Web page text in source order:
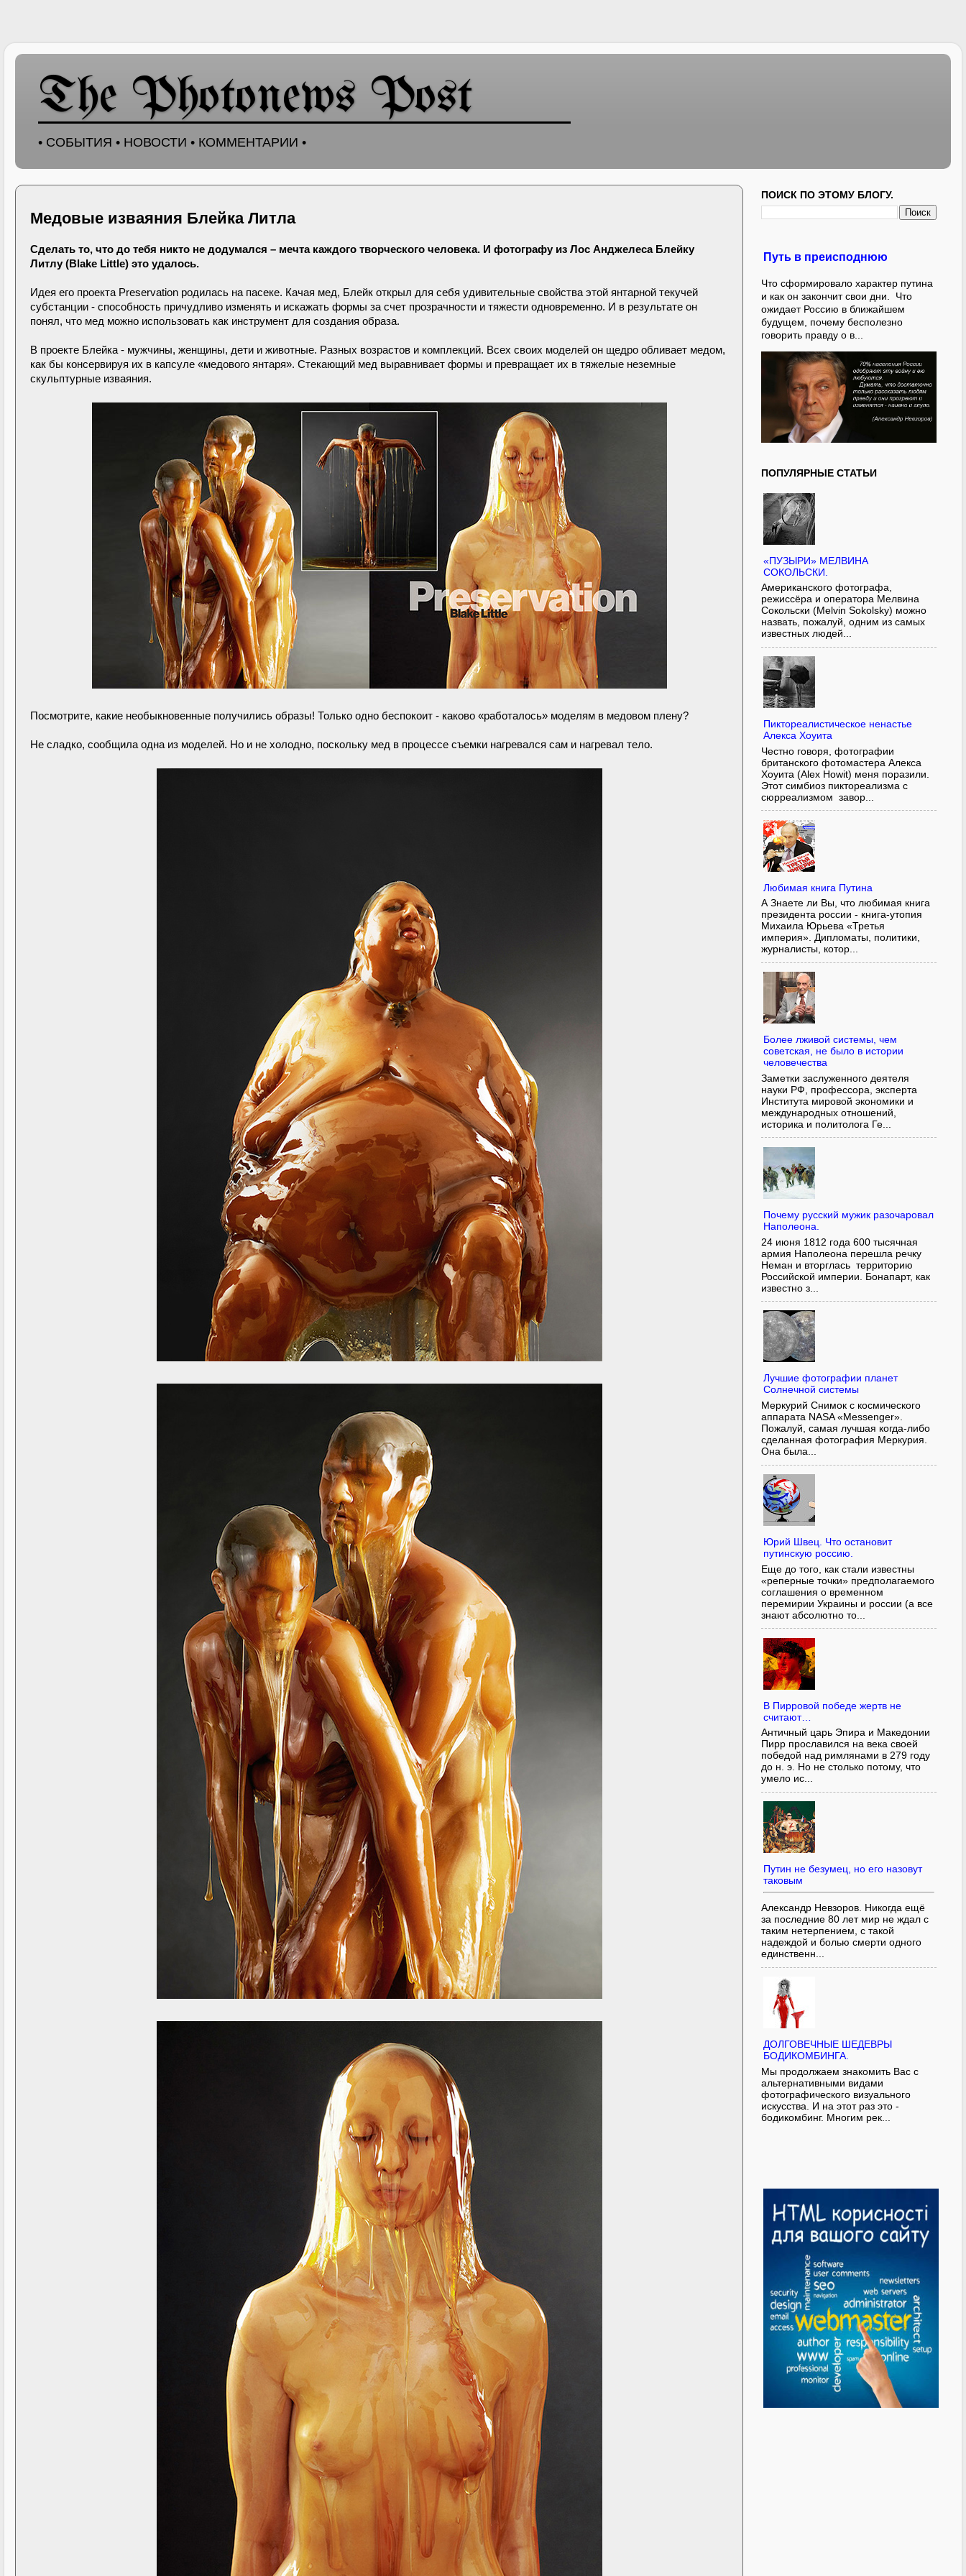
The Photonews Post
• СОБЫТИЯ • НОВОСТИ • КОММЕНТАРИИ •
Медовые изваяния Блейка Литла
Сделать то, что до тебя никто не додумался – мечта каждого творческого человека. И фотографу из Лос Анджелеса Блейку
Литлу (Blake Little) это удалось.
Идея его проекта Preservation родилась на пасеке. Качая мед, Блейк открыл для себя удивительные свойства этой янтарной текучей
субстанции - способность причудливо изменять и искажать формы за счет прозрачности и тяжести одновременно. И в результате он
понял, что мед можно использовать как инструмент для создания образа.
В проекте Блейка - мужчины, женщины, дети и животные. Разных возрастов и комплекций. Всех своих моделей он щедро обливает медом,
как бы консервируя их в капсуле «медового янтаря». Стекающий мед выравнивает формы и превращает их в тяжелые неземные
скульптурные изваяния.
Посмотрите, какие необыкновенные получились образы! Только одно беспокоит - каково «работалось» моделям в медовом плену?
Не сладко, сообщила одна из моделей. Но и не холодно, поскольку мед в процессе съемки нагревался сам и нагревал тело.
ПОИСК ПО ЭТОМУ БЛОГУ.
Путь в преисподнюю
Что сформировало характер путина
и как он закончит свои дни. Что
ожидает Россию в ближайшем
будущем, почему бесполезно
говорить правду о в...
ПОПУЛЯРНЫЕ СТАТЬИ
«ПУЗЫРИ» МЕЛВИНА
СОКОЛЬСКИ.
Американского фотографа,
режиссёра и оператора Мелвина
Сокольски (Melvin Sokolsky) можно
назвать, пожалуй, одним из самых
известных людей...
Пиктореалистическое ненастье
Алекса Хоуита
Честно говоря, фотографии
британского фотомастера Алекса
Хоуита (Alex Howit) меня поразили.
Этот симбиоз пиктореализма с
сюрреализмом завор...
Любимая книга Путина
А Знаете ли Вы, что любимая книга
президента россии - книга-утопия
Михаила Юрьева «Третья
империя». Дипломаты, политики,
журналисты, котор...
Более лживой системы, чем
советская, не было в истории
человечества
Заметки заслуженного деятеля
науки РФ, профессора, эксперта
Института мировой экономики и
международных отношений,
историка и политолога Ге...
Почему русский мужик разочаровал
Наполеона.
24 июня 1812 года 600 тысячная
армия Наполеона перешла речку
Неман и вторглась территорию
Российской империи. Бонапарт, как
известно з...
Лучшие фотографии планет
Солнечной системы
Меркурий Снимок с космического
аппарата NASA «Messenger».
Пожалуй, самая лучшая когда-либо
сделанная фотография Меркурия.
Она была...
Юрий Швец. Что остановит
путинскую россию.
Еще до того, как стали известны
«реперные точки» предполагаемого
соглашения о временном
перемирии Украины и россии (а все
знают абсолютно то...
В Пирровой победе жертв не
считают…
Античный царь Эпира и Македонии
Пирр прославился на века своей
победой над римлянами в 279 году
до н. э. Но не столько потому, что
умело ис...
Путин не безумец, но его назовут
таковым
Александр Невзоров. Никогда ещё
за последние 80 лет мир не ждал с
таким нетерпением, с такой
надеждой и болью смерти одного
единственн...
ДОЛГОВЕЧНЫЕ ШЕДЕВРЫ
БОДИКОМБИНГА.
Мы продолжаем знакомить Вас с
альтернативными видами
фотографического визуального
искусства. И на этот раз это -
бодикомбинг. Многим рек...